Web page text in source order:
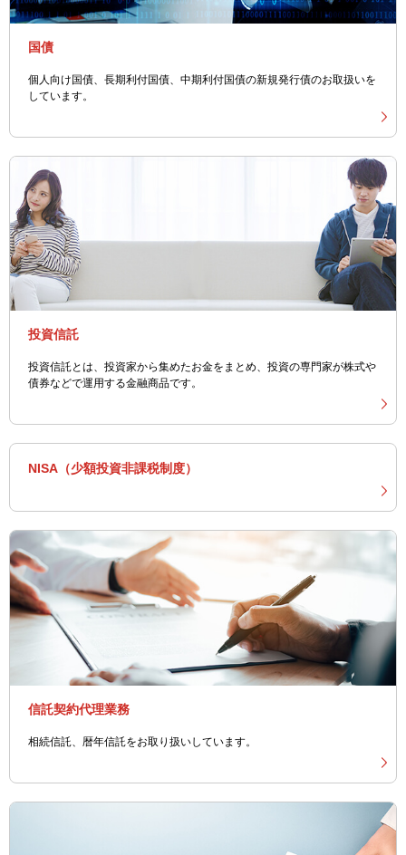
国債
個人向け国債、長期利付国債、中期利付国債の新規発行債のお取扱いを
しています。
投資信託
投資信託とは、投資家から集めたお金をまとめ、投資の専門家が株式や
債券などで運用する金融商品です。
NISA（少額投資非課税制度）
信託契約代理業務
相続信託、暦年信託をお取り扱いしています。